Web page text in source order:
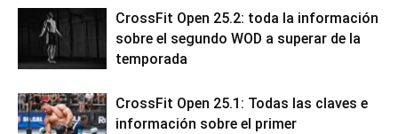
CrossFit Open 25.2: toda la información
sobre el segundo WOD a superar de la
temporada
CrossFit Open 25.1: Todas las claves e
información sobre el primer